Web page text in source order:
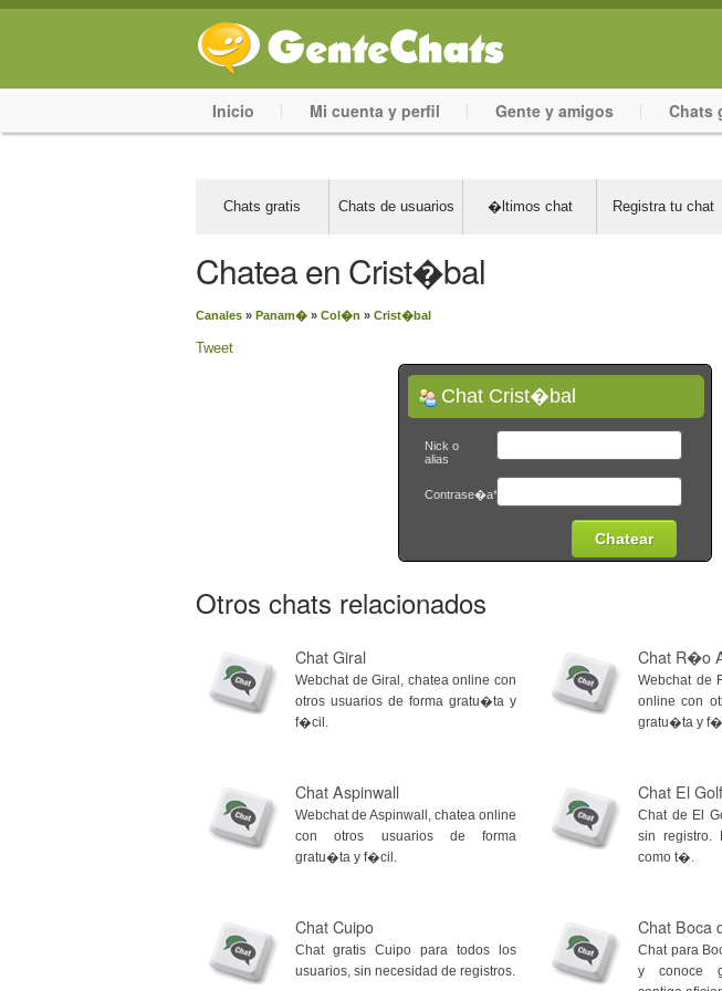
Inicio Mi cuenta y perfil Gente y amigos Chats
Chats gratis Chats de usuarios �ltimos chat Registra tu chat
Chatea en Crist�bal
Canales » Panam� » Col�n » Crist�bal
Tweet
Chat Crist�bal
Nick o
alias
Contrase�a*
Otros chats relacionados
Chat Giral
Webchat de Giral, chatea online con
otros usuarios de forma gratu�ta y
f�cil.
Chat R�o
Webchat de
online con
gratu�ta y
Chat Aspinwall
Webchat de Aspinwall, chatea online
con otros usuarios de forma
gratu�ta y f�cil.
Chat El
Chat de El
sin registro.
como t�.
Chat Cuipo
Chat gratis Cuipo para todos los
usuarios, sin necesidad de registros.
Chat Boca
Chat para
y conoce